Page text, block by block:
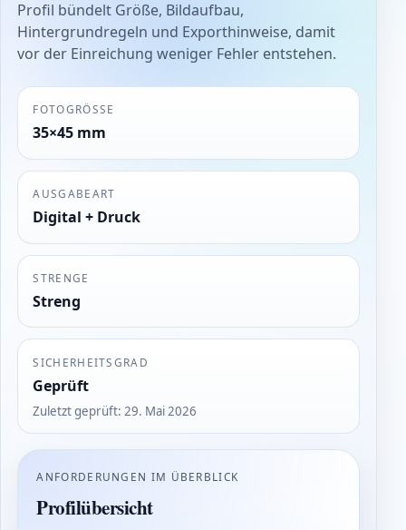
Profil bündelt Größe, Bildaufbau,
Hintergrundregeln und Exporthinweise, damit
vor der Einreichung weniger Fehler entstehen.
FOTOGRÖSSE
35×45 mm
AUSGABEART
Digital + Druck
STRENGE
Streng
SICHERHEITSGRAD
Geprüft
Zuletzt geprüft:29. Mai 2026
ANFORDERUNGEN IM ÜBERBLICK
Profilübersicht